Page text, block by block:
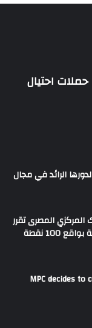
احتيال
الرائد في مجال
المركزي المصرى تقرر
خفض أسعار العائد الأساسية بواقع 100 نقطة
MPC decides to